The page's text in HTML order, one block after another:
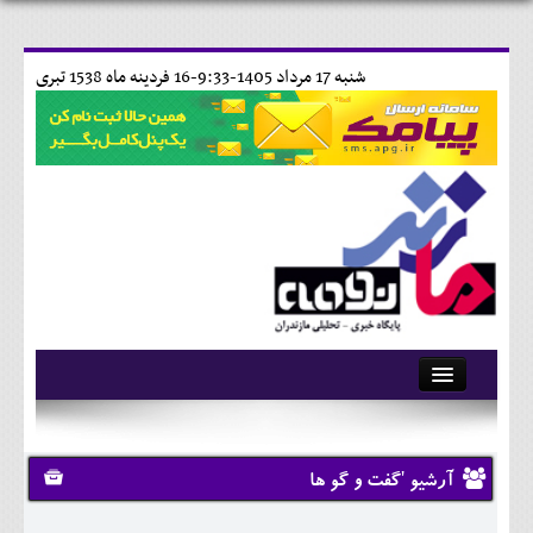
16 فردينه ماه 1538 تبری شنبه 17 مرداد 1405-9:33-
آرشیو
تماس با ما
وبلاگ
آرشیو 'گفت و گو ها